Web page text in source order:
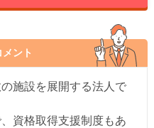
ント
施設を展開する法人で
資格取得支援制度もあ